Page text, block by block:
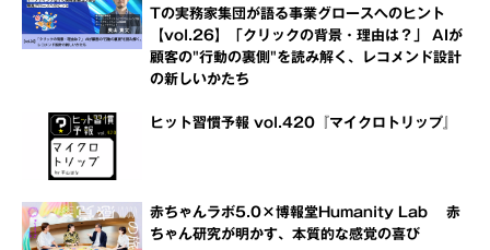
Tの実務家集団が語る事業グロースへのヒント
【vol.26】「クリックの背景・理由は？」 AIが
顧客の"行動の裏側"を読み解く、レコメンド設計
の新しいかたち
ヒット習慣予報 vol.420『マイクロトリップ』
赤ちゃんラボ5.0×博報堂Humanity Lab 赤
ちゃん研究が明かす、本質的な感覚の喜び